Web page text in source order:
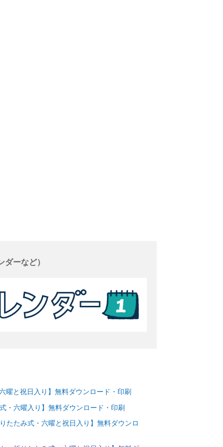
ーなど）
曜と祝日入り】無料ダウンロード・印刷
・六曜入り】無料ダウンロード・印刷
たたみ式・六曜と祝日入り】無料ダウンロ